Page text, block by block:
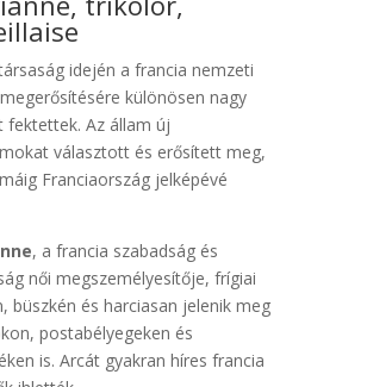
idején a francia nemzeti
különösen nagy
fektettek. Az állam új
választott és erősített meg,
Franciaország jelképévé
, a francia szabadság és
női megszemélyesítője, frígiai
büszkén és harciasan jelenik meg
postabélyegeken és
is. Arcát gyakran híres francia